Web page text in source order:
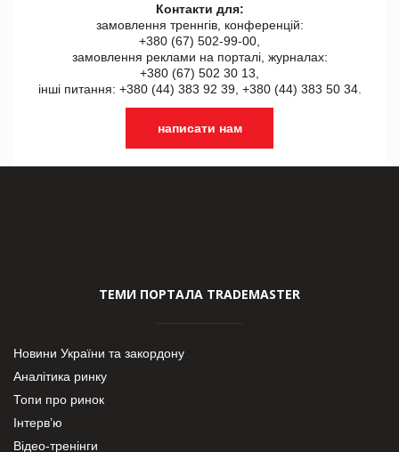
Контакти для:
замовлення треннгів, конференцій:
+380 (67) 502-99-00,
замовлення реклами на порталі, журналах:
+380 (67) 502 30 13,
інші питання: +380 (44) 383 92 39, +380 (44) 383 50 34.
написати нам
ТЕМИ ПОРТАЛА TRADEMASTER
Новини України та закордону
Аналітика ринку
Топи про ринок
Інтерв’ю
Відео-тренінги